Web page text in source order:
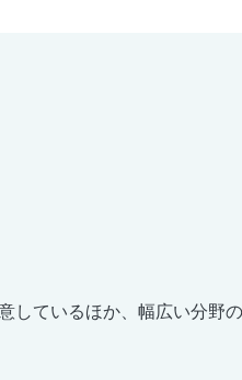
しているほか、幅広い分野